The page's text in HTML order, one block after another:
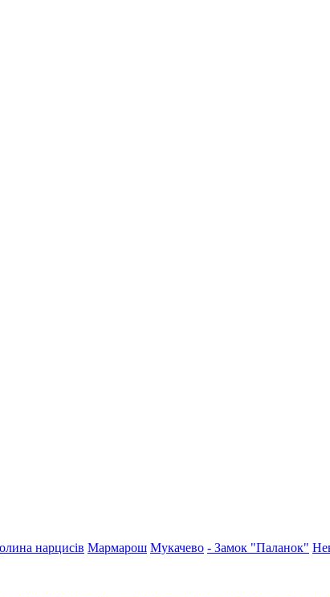
нарцисів Мармарош Мукачево - Замок "Паланок"